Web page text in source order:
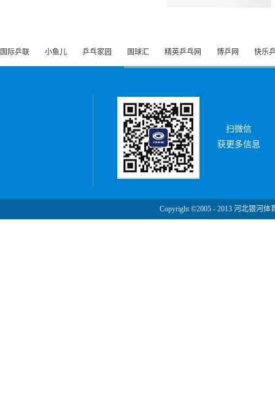
国际乒联 小鱼儿 乒乓家园 国球汇 精英乒乓网 博乒网 快乐
扫微信
获更多信息
Copyright ©2005 - 2013 河北银河体